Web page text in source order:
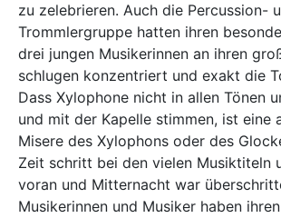
zu zelebrieren. Auch die Percussion-
Trommlergruppe hatten ihren
drei jungen Musikerinnen an ihren
schlugen konzentriert und exakt die
Dass Xylophone nicht in allen Tönen
und mit der Kapelle stimmen, ist eine
Misere des Xylophons oder des
Zeit schritt bei den vielen Musiktiteln
voran und Mitternacht war
Musikerinnen und Musiker haben